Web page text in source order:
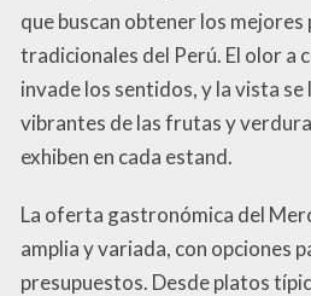
que buscan obtener los
tradicionales del Perú. El olor a
invade los sentidos, y la vista se
vibrantes de las frutas y
exhiben en cada estand.
La oferta gastronómica del
amplia y variada, con opciones
presupuestos. Desde platos